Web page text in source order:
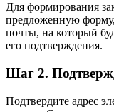
Для формирования
предложенную
почты, на который
его подтверждения.
Шаг 2.
Подтвердите адрес